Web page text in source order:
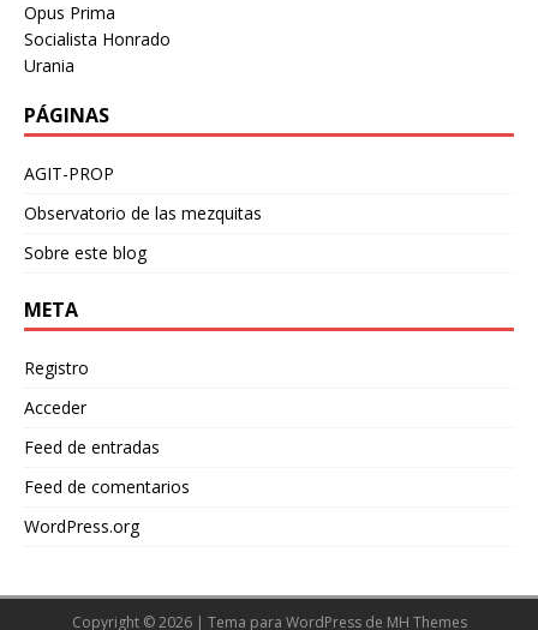
Opus Prima
Socialista Honrado
Urania
PÁGINAS
AGIT-PROP
Observatorio de las mezquitas
Sobre este blog
META
Registro
Acceder
Feed de entradas
Feed de comentarios
WordPress.org
Copyright © 2026 | Tema para WordPress de MH Themes